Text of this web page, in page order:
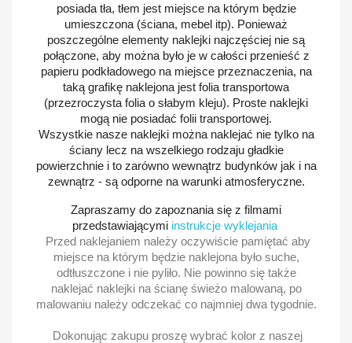
posiada tła, tłem jest miejsce na którym będzie
umieszczona (ściana, mebel itp). Ponieważ
poszczególne elementy naklejki najczęściej nie są
połączone, aby można było je w całości przenieść z
papieru podkładowego na miejsce przeznaczenia, na
taką grafikę naklejona jest folia transportowa
(przezroczysta folia o słabym kleju). Proste naklejki
mogą nie posiadać folii transportowej.
Wszystkie nasze naklejki można naklejać nie tylko na
ściany lecz na wszelkiego rodzaju gładkie
powierzchnie i to zarówno wewnątrz budynków jak i na
zewnątrz - są odporne na warunki atmosferyczne.
Zapraszamy do zapoznania się z filmami
przedstawiającymi instrukcje wyklejania
Przed naklejaniem należy oczywiście pamiętać aby
miejsce na którym będzie naklejona było suche,
odtłuszczone i nie pyliło. Nie powinno się także
naklejać naklejki na ścianę świeżo malowaną, po
malowaniu należy odczekać co najmniej dwa tygodnie.
Dokonując zakupu proszę wybrać kolor z naszej